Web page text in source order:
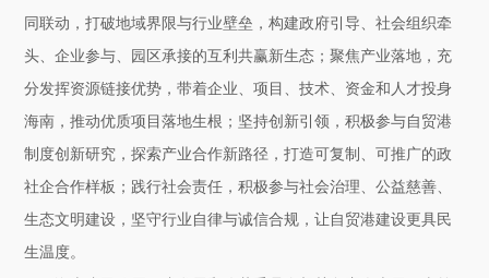
同联动，打破地域界限与行业壁垒，构建政府引导、社会组织牵
头、企业参与、园区承接的互利共赢新生态；聚焦产业落地，充
分发挥资源链接优势，带着企业、项目、技术、资金和人才投身
海南，推动优质项目落地生根；坚持创新引领，积极参与自贸港
制度创新研究，探索产业合作新路径，打造可复制、可推广的政
社企合作样板；践行社会责任，积极参与社会治理、公益慈善、
生态文明建设，坚守行业自律与诚信合规，让自贸港建设更具民
生温度。